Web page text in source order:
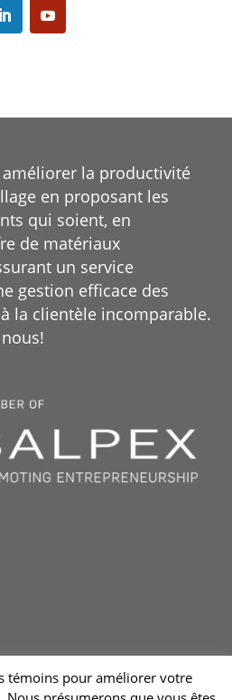
la productivité
en proposant les
qui soient, en
de matériaux
un service
gestion efficace des
la clientèle incomparable.
témoins pour améliorer votre